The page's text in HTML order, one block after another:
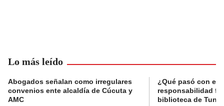
Lo más leído
Abogados señalan como irregulares
convenios ente alcaldía de Cúcuta y
AMC
¿Qué pasó con el
responsabilidad
biblioteca de